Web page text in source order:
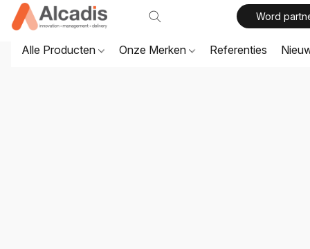
Word
Alle Producten Onze Merken Referenties